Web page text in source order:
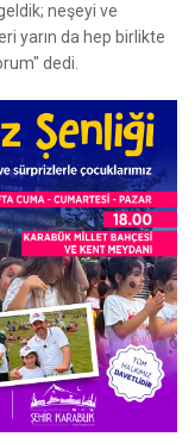
neşeyi ve
yarın da hep birlikte
dedi.